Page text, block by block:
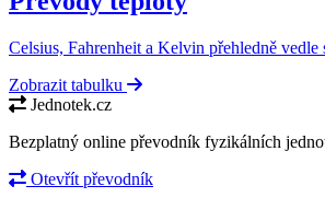
Celsius, Fahrenheit a Kelvin přehledně
Zobrazit tabulku
Jednotek.cz
Bezplatný online převodník fyzikálních
Otevřít převodník